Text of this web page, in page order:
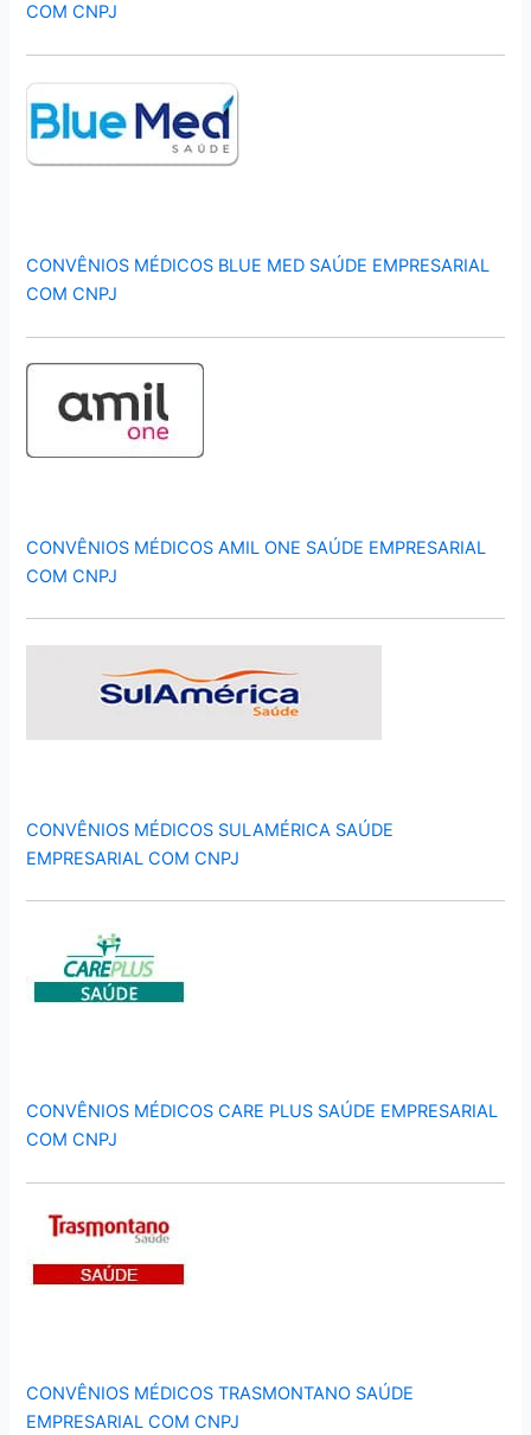
COM CNPJ
CONVÊNIOS MÉDICOS BLUE MED SAÚDE EMPRESARIAL
COM CNPJ
CONVÊNIOS MÉDICOS AMIL ONE SAÚDE EMPRESARIAL
COM CNPJ
CONVÊNIOS MÉDICOS SULAMÉRICA SAÚDE
EMPRESARIAL COM CNPJ
CONVÊNIOS MÉDICOS CARE PLUS SAÚDE EMPRESARIAL
COM CNPJ
CONVÊNIOS MÉDICOS TRASMONTANO SAÚDE
EMPRESARIAL COM CNPJ